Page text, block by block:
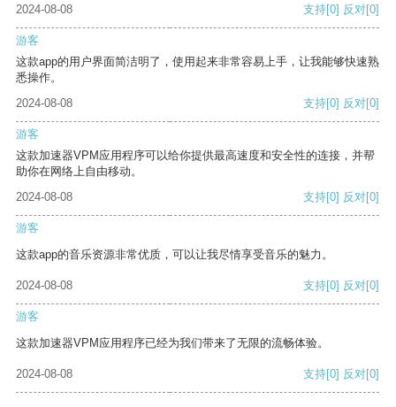
2024-08-08 支持[0] 反对[0]
游客
这款app的用户界面简洁明了，使用起来非常容易上手，让我能够快速熟
悉操作。
2024-08-08
支持[0] 反对[0]
游客
这款加速器VPM应用程序可以给你提供最高速度和安全性的连接，并帮
助你在网络上自由移动。
2024-08-08
支持[0] 反对[0]
游客
这款app的音乐资源非常优质，可以让我尽情享受音乐的魅力。
2024-08-08 支持[0] 反对[0]
游客
这款加速器VPM应用程序已经为我们带来了无限的流畅体验。
2024-08-08 支持[0] 反对[0]